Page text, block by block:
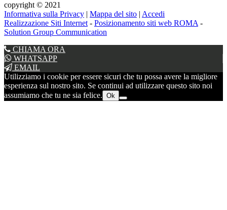
copyright © 2021
Informativa sulla Privacy | Mappa del sito | Accedi
Realizzazione Siti Internet - Posizionamento siti web ROMA -
Solution Group Communication
CHIAMA ORA
WHATSAPP
EMAIL
Utilizziamo i cookie per essere sicuri che tu possa avere la migliore
esperienza sul nostro sito. Se continui ad utilizzare questo sito noi
assumiamo che tu ne sia felice. Ok